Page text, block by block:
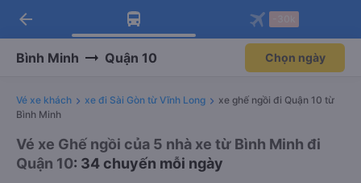
Tải app Vexere ngay!
Nhận ưu đãi thành viên độc
Mở app
Tải app Vexere
-30k/ghế khi đặt vé máy bay qua
Mở app
arrow_back
Bình Minh Quận 10 Chọn ngày
Vé xe khách xe đi Sài Gòn từ Vĩnh Long
xe ghế ngồi đi Quận 10 từ
Bình Minh
Vé xe Ghế ngồi của 5 nhà xe từ Bình Minh đi
Quận 10: 34 chuyến mỗi ngày